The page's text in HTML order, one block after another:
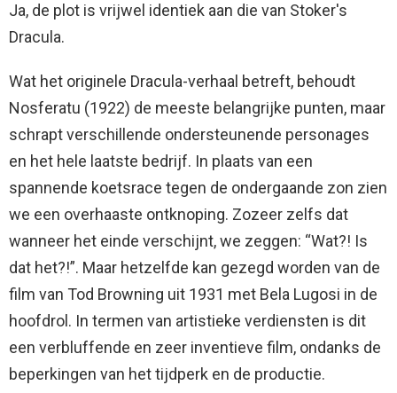
Ja, de plot is vrijwel identiek aan die van Stoker's
Dracula.
Wat het originele Dracula-verhaal betreft, behoudt
Nosferatu (1922) de meeste belangrijke punten, maar
schrapt verschillende ondersteunende personages
en het hele laatste bedrijf. In plaats van een
spannende koetsrace tegen de ondergaande zon zien
we een overhaaste ontknoping. Zozeer zelfs dat
wanneer het einde verschijnt, we zeggen: “Wat?! Is
dat het?!”. Maar hetzelfde kan gezegd worden van de
film van Tod Browning uit 1931 met Bela Lugosi in de
hoofdrol. In termen van artistieke verdiensten is dit
een verbluffende en zeer inventieve film, ondanks de
beperkingen van het tijdperk en de productie.